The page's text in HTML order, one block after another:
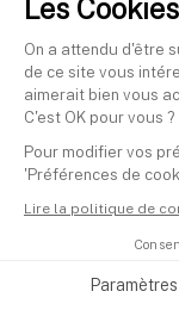
Les Cookies
On a attendu d'être
de ce site vous
aimerait bien vous
C'est OK pour vous ?
Pour modifier vos
'Préférences de
Lire la politique de
Paramètres
Les
Le numérique a
plateformes
ouvert ce marché
Aujourd'hui, des
accès mutualisés